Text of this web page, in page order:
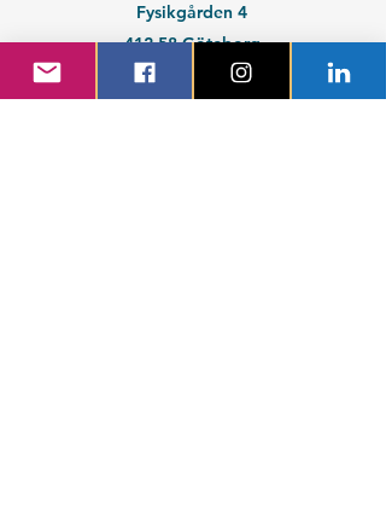
Fysikgården 4
412 58 Göteborg
Organisationsnummer:802539-3664